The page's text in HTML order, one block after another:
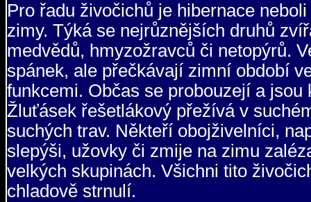
Pro řadu živočichů je hibernace
zimy. Týká se nejrůznějších druhů
medvědů, hmyzožravců či netopýrů.
spánek, ale přečkávají zimní období
funkcemi. Občas se probouzejí a
Žluťásek řešetlákový přežívá v
suchých trav. Někteří obojživelníci,
slepýši, užovky či zmije na zimu
velkých skupinách. Všichni tito
chladově strnulí.